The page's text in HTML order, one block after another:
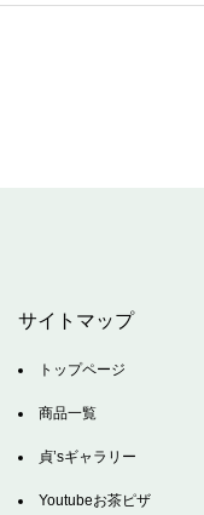
サイトマップ
トップページ
商品一覧
貞’sギャラリー
Youtubeお茶ピザ